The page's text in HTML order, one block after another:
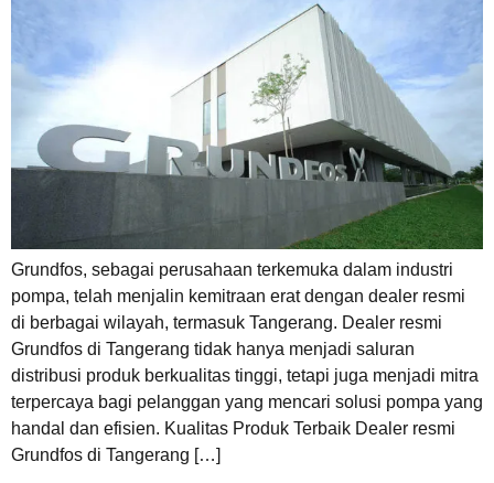
Grundfos, sebagai perusahaan terkemuka dalam industri
pompa, telah menjalin kemitraan erat dengan dealer resmi
di berbagai wilayah, termasuk Tangerang. Dealer resmi
Grundfos di Tangerang tidak hanya menjadi saluran
distribusi produk berkualitas tinggi, tetapi juga menjadi mitra
terpercaya bagi pelanggan yang mencari solusi pompa yang
handal dan efisien. Kualitas Produk Terbaik Dealer resmi
Grundfos di Tangerang […]